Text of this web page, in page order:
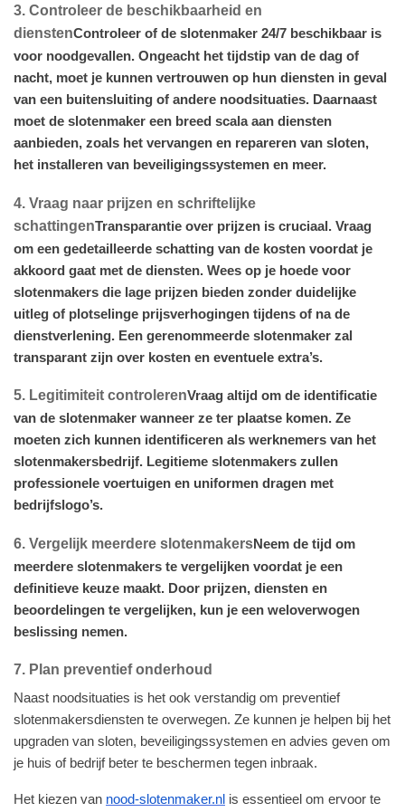
3. Controleer de beschikbaarheid en
dienstenControleer of de slotenmaker 24/7 beschikbaar is
voor noodgevallen. Ongeacht het tijdstip van de dag of
nacht, moet je kunnen vertrouwen op hun diensten in geval
van een buitensluiting of andere noodsituaties. Daarnaast
moet de slotenmaker een breed scala aan diensten
aanbieden, zoals het vervangen en repareren van sloten,
het installeren van beveiligingssystemen en meer.
4. Vraag naar prijzen en schriftelijke
schattingenTransparantie over prijzen is cruciaal. Vraag
om een gedetailleerde schatting van de kosten voordat je
akkoord gaat met de diensten. Wees op je hoede voor
slotenmakers die lage prijzen bieden zonder duidelijke
uitleg of plotselinge prijsverhogingen tijdens of na de
dienstverlening. Een gerenommeerde slotenmaker zal
transparant zijn over kosten en eventuele extra’s.
5. Legitimiteit controlerenVraag altijd om de identificatie
van de slotenmaker wanneer ze ter plaatse komen. Ze
moeten zich kunnen identificeren als werknemers van het
slotenmakersbedrijf. Legitieme slotenmakers zullen
professionele voertuigen en uniformen dragen met
bedrijfslogo’s.
6. Vergelijk meerdere slotenmakersNeem de tijd om
meerdere slotenmakers te vergelijken voordat je een
definitieve keuze maakt. Door prijzen, diensten en
beoordelingen te vergelijken, kun je een weloverwogen
beslissing nemen.
7. Plan preventief onderhoud
Naast noodsituaties is het ook verstandig om preventief
slotenmakersdiensten te overwegen. Ze kunnen je helpen bij het
upgraden van sloten, beveiligingssystemen en advies geven om
je huis of bedrijf beter te beschermen tegen inbraak.
Het kiezen van nood-slotenmaker.nl is essentieel om ervoor te